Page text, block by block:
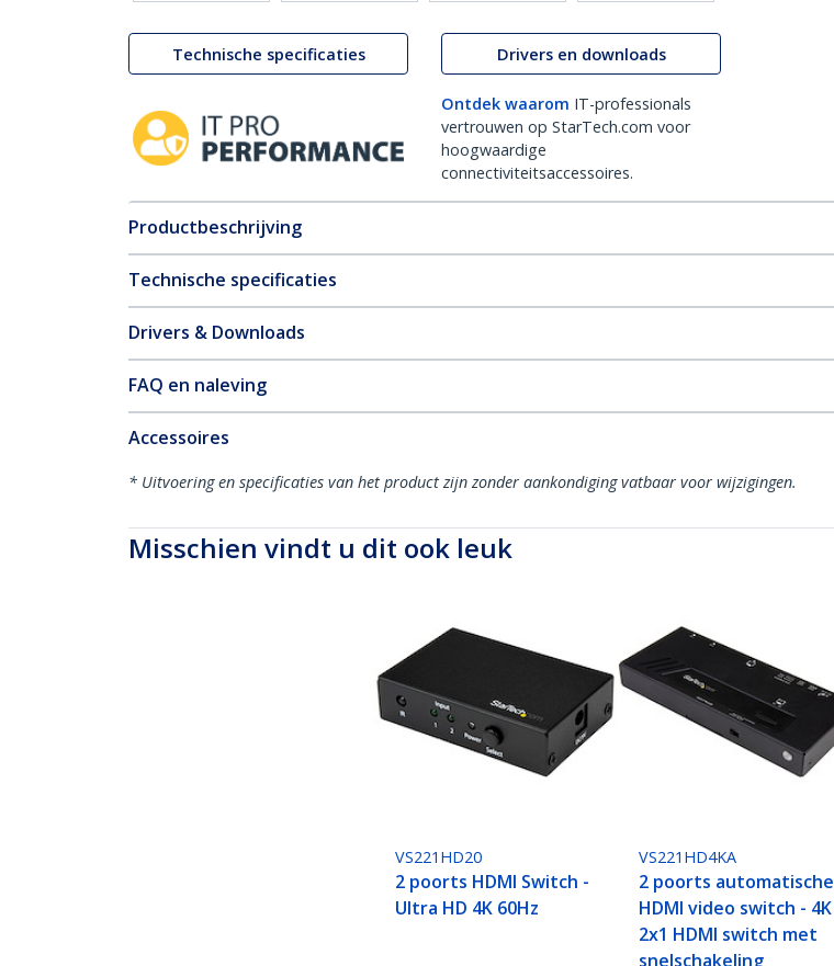
Technische specificaties Drivers en downloads
Ontdek waarom IT-professionals
vertrouwen op StarTech.com voor
hoogwaardige
connectiviteitsaccessoires.
Productbeschrijving
Technische specificaties
Drivers & Downloads
FAQ en naleving
Accessoires
* Uitvoering en specificaties van het product zijn zonder aankondiging vatbaar voor wijzigingen.
Misschien vindt u dit ook leuk
VS221HD20
2 poorts HDMI Switch -
Ultra HD 4K 60Hz
VS221HD4KA
2 poorts automatische
HDMI video switch - 4K
2x1 HDMI switch met
snelschakeling